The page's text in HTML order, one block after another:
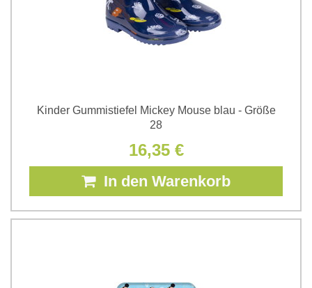
Kinder Gummistiefel Mickey Mouse blau - Größe
28
16,35 €
In den Warenkorb